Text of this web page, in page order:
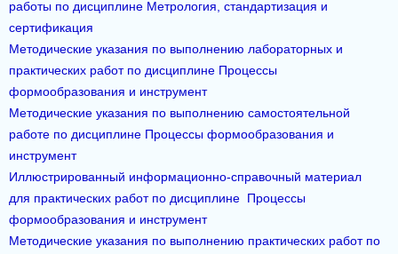
работы по дисциплине Метрология, стандартизация и
сертификация
Методические указания по выполнению лабораторных и
практических работ по дисциплине Процессы
формообразования и инструмент
Методические указания по выполнению самостоятельной
работе по дисциплине Процессы формообразования и
инструмент
Иллюстрированный информационно-справочный материал
для практических работ по дисциплине Процессы
формообразования и инструмент
Методические указания по выполнению практических работ по